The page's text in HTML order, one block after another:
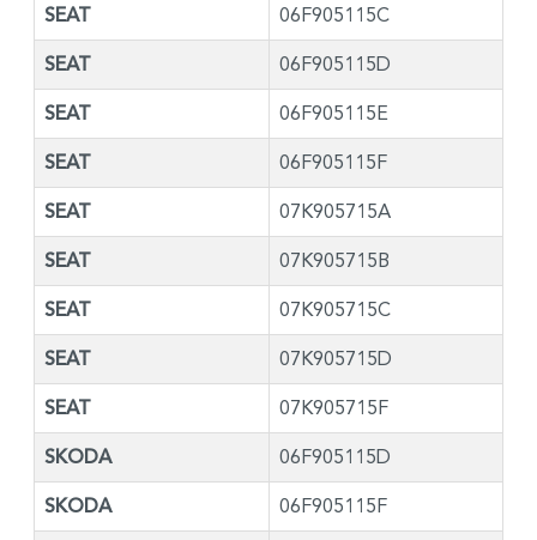
SEAT 06F905115C
SEAT 06F905115D
SEAT 06F905115E
SEAT 06F905115F
SEAT 07K905715A
SEAT 07K905715B
SEAT 07K905715C
SEAT 07K905715D
SEAT 07K905715F
SKODA 06F905115D
SKODA 06F905115F